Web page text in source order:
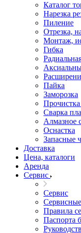
Каталог
Нарезка
Пиление
Отрезка,
Монтаж,
Гибка
Пайка
Заморозка
Сварка
Алмазное
Оснастка
Запасные
Доставка
Цена, каталоги
Аренда
Сервис
Сервис
Правила
Паспорта